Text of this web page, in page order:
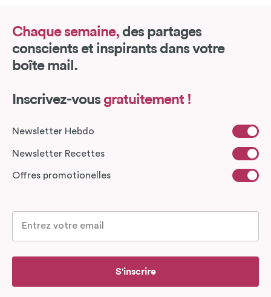
Chaque semaine, des partages
conscients et inspirants dans votre
boîte mail.
Inscrivez-vous gratuitement !
Newsletter Hebdo
Newsletter Recettes
Offres promotionelles
S'inscrire